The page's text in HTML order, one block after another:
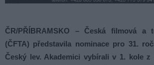
ČR/PŘÍBRAMSKO – Česká filmová a
(ČFTA) představila nominace pro 31.
Český lev. Akademici vybírali v 1. kole z